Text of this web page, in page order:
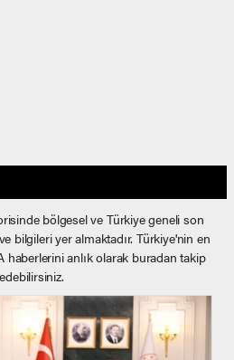
bölgesel ve Türkiye geneli son
bilgileri yer almaktadır. Türkiye'nin en
anlık olarak buradan takip
edebilirsiniz.